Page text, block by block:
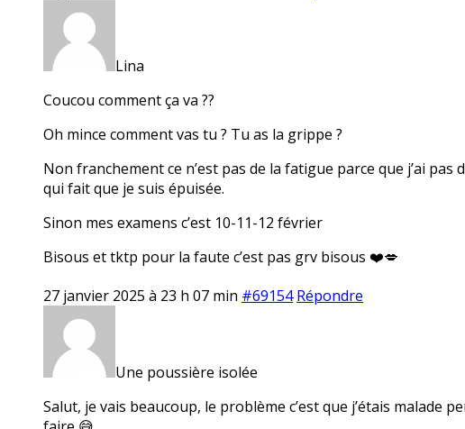
Lina
Coucou comment ça va ??
Oh mince comment vas tu ? Tu as la grippe ?
Non franchement ce n’est pas de la fatigue parce que j’ai
qui fait que je suis épuisée.
Sinon mes examens c’est 10-11-12 février
Bisous et tktp pour la faute c’est pas grv bisous ❤️💋
27 janvier 2025 à 23 h 07 min #69154 Répondre
Une poussière isolée
Salut, je vais beaucoup, le problème c’est que j’étais malade